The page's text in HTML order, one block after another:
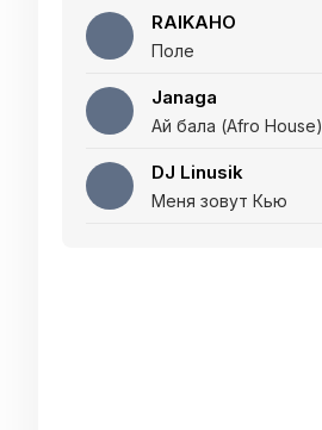
RAIKAHO
Поле
Janaga
Ай бала (Afro House)
DJ Linusik
Меня зовут Кью